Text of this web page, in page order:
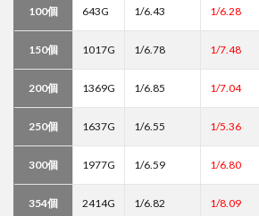
100個 643G 1/6.43 1/6.28
150個 1017G 1/6.78 1/7.48
200個 1369G 1/6.85 1/7.04
250個 1637G 1/6.55 1/5.36
300個 1977G 1/6.59 1/6.80
354個 2414G 1/6.82 1/8.09